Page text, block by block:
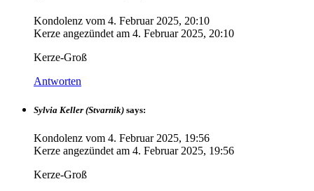
Kondolenz vom 4. Februar 2025, 20:10
Kerze angezündet am 4. Februar 2025, 20:10
Kerze-Groß
Antworten
Sylvia Keller (Stvarnik) says:
Kondolenz vom 4. Februar 2025, 19:56
Kerze angezündet am 4. Februar 2025, 19:56
Kerze-Groß